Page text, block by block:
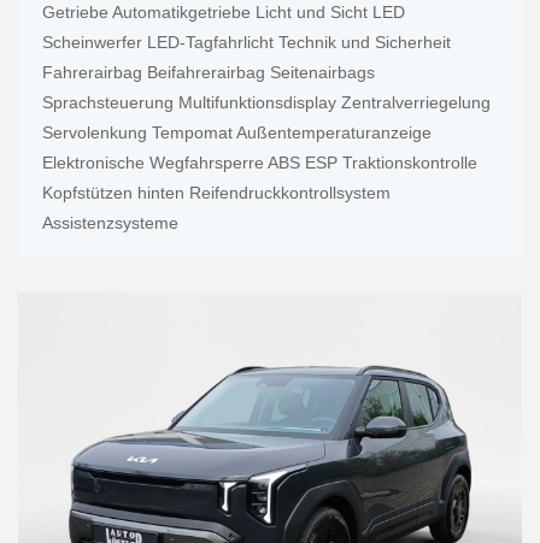
Getriebe Automatikgetriebe Licht und Sicht LED
Scheinwerfer LED-Tagfahrlicht Technik und Sicherheit
Fahrerairbag Beifahrerairbag Seitenairbags
Sprachsteuerung Multifunktionsdisplay Zentralverriegelung
Servolenkung Tempomat Außentemperaturanzeige
Elektronische Wegfahrsperre ABS ESP Traktionskontrolle
Kopfstützen hinten Reifendruckkontrollsystem
Assistenzsysteme